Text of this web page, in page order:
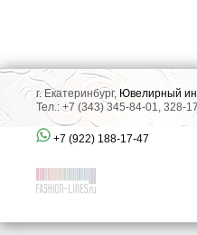
г. Екатеринбург, Ювелирный
Тел.: +7 (343) 345-84-01, 328-
+7 (922) 188-17-47